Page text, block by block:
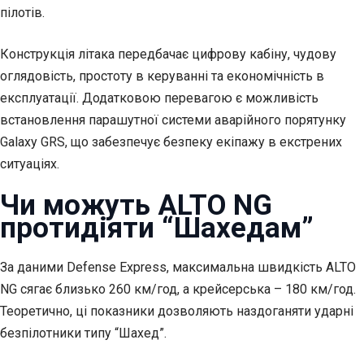
пілотів.
Конструкція літака передбачає цифрову кабіну, чудову
оглядовість, простоту в керуванні та економічність в
експлуатації. Додатковою перевагою є можливість
встановлення парашутної системи аварійного порятунку
Galaxy GRS, що забезпечує безпеку екіпажу в екстрених
ситуаціях.
Чи можуть ALTO NG
протидіяти “Шахедам”
За даними Defense Express, максимальна швидкість ALTO
NG сягає близько 260 км/год, а крейсерська – 180 км/год.
Теоретично, ці показники дозволяють наздоганяти ударні
безпілотники типу “Шахед”.